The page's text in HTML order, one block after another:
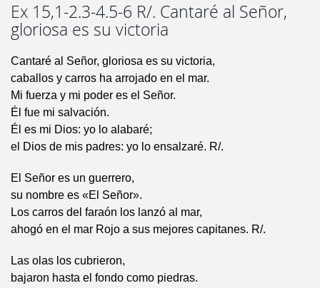
Ex 15,1-2.3-4.5-6 R/. Cantaré al Señor,
gloriosa es su victoria
Cantaré al Señor, gloriosa es su victoria,
caballos y carros ha arrojado en el mar.
Mi fuerza y mi poder es el Señor.
Él fue mi salvación.
Él es mi Dios: yo lo alabaré;
el Dios de mis padres: yo lo ensalzaré. R/.
El Señor es un guerrero,
su nombre es «El Señor».
Los carros del faraón los lanzó al mar,
ahogó en el mar Rojo a sus mejores capitanes. R/.
Las olas los cubrieron,
bajaron hasta el fondo como piedras.